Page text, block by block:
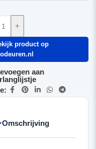
+
product op
aan
Omschrijving